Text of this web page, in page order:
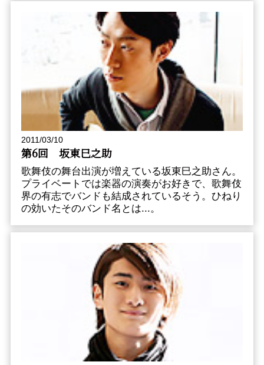
2011/03/10
第6回 坂東巳之助
歌舞伎の舞台出演が増えている坂東巳之助さん。
プライベートでは楽器の演奏がお好きで、歌舞伎
界の有志でバンドも結成されているそう。ひねり
の効いたそのバンド名とは...。